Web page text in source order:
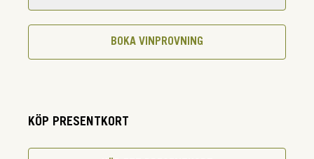
BOKA VINPROVNING
KÖP PRESENTKORT